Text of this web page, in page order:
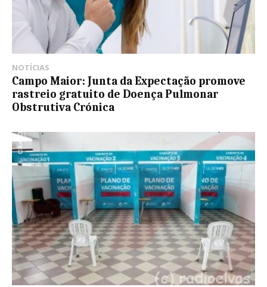
NOTÍCIAS
Campo Maior: Junta da Expectação promove
rastreio gratuito de Doença Pulmonar
Obstrutiva Crónica